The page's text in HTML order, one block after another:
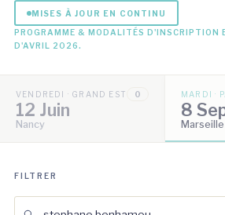
MISES À JOUR EN CONTINU
PROGRAMME & MODALITÉS D'INSCRIPTION
D'AVRIL 2026.
VENDREDI · GRAND EST 0
12 Juin
Nancy
MARDI ·
8
Marseille
FILTRER